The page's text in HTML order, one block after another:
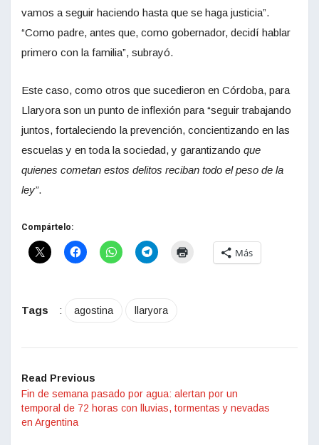
vamos a seguir haciendo hasta que se haga justicia”.
“Como padre, antes que, como gobernador, decidí hablar
primero con la familia”, subrayó.
Este caso, como otros que sucedieron en Córdoba, para
Llaryora son un punto de inflexión para “seguir trabajando
juntos, fortaleciendo la prevención, concientizando en las
escuelas y en toda la sociedad, y garantizando que
quienes cometan estos delitos reciban todo el peso de la
ley”.
Compártelo:
Más
Tags : agostina llaryora
Read Previous
Fin de semana pasado por agua: alertan por un
temporal de 72 horas con lluvias, tormentas y nevadas
en Argentina